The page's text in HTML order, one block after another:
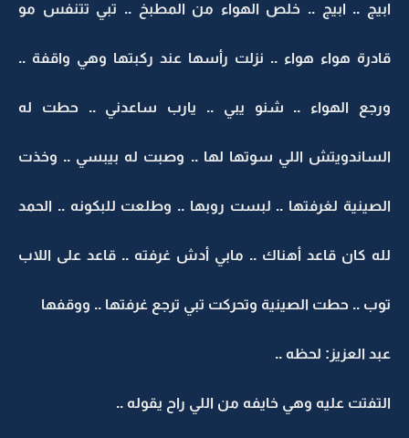
ابيج .. ابيج .. خلص الهواء من المطبخ .. تبي تتنفس مو
قادرة هواء هواء .. نزلت رأسها عند ركبتها وهي واقفة ..
ورجع الهواء .. شنو يبي .. يارب ساعدني .. حطت له
الساندويتش اللي سوتها لها .. وصبت له بيبسي .. وخذت
الصينية لغرفتها .. لبست روبها .. وطلعت للبكونه .. الحمد
لله كان قاعد أهناك .. مابي أدش غرفته .. قاعد على اللاب
توب .. حطت الصينية وتحركت تبي ترجع غرفتها .. ووقفها
عبد العزيز: لحظه ..
التفتت عليه وهي خايفه من اللي راح يقوله ..